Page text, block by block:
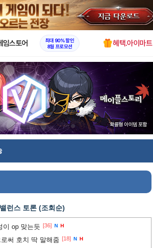
X
임스토어
최대 90% 할인
8월 프로모션
혜택.아이마트
런스 토론 (조회순)
이 op 맞는듯 [36] N H
써 호치 딱 말해줌 [18] N H